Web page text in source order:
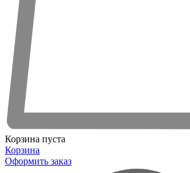
Корзина пуста
Корзина
Оформить заказ